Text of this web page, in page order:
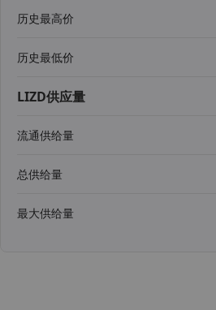
历史最高价
历史最低价
LIZD供应量
流通供给量
总供给量
最大供给量